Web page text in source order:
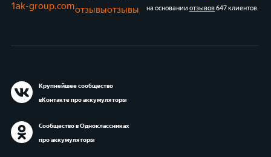
1ak-group.comотзывыотзывы на основании отзывов647 клиентов.
Крупнейшее сообщество
вКонтакте про аккумуляторы
Сообщество в Одноклассниках
про аккумуляторы